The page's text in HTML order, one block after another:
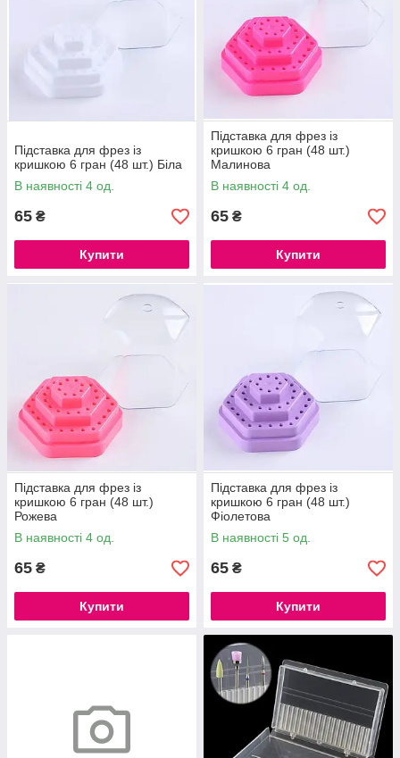
Підставка для фрез із
кришкою 6 гран (48 шт.) Біла
В наявності 4 од.
65 ₴
Купити
Підставка для фрез із
кришкою 6 гран (48 шт.)
Малинова
В наявності 4 од.
65 ₴
Купити
Підставка для фрез із
кришкою 6 гран (48 шт.)
Рожева
В наявності 4 од.
65 ₴
Купити
Підставка для фрез із
кришкою 6 гран (48 шт.)
Фіолетова
В наявності 5 од.
65 ₴
Купити